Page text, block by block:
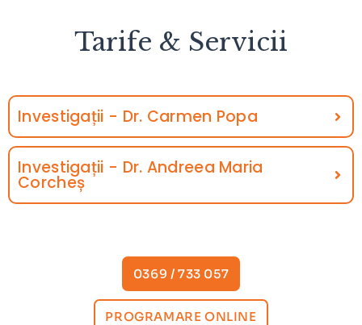
Tarife & Servicii
Investigații - Dr. Carmen Popa
Investigații - Dr. Andreea Maria
Corcheș
0369 / 733 057
PROGRAMARE ONLINE